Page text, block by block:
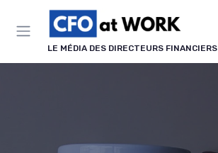
LE MÉDIA DES DIRECTEURS FINANCIERS
Panneau de gestion des cookies